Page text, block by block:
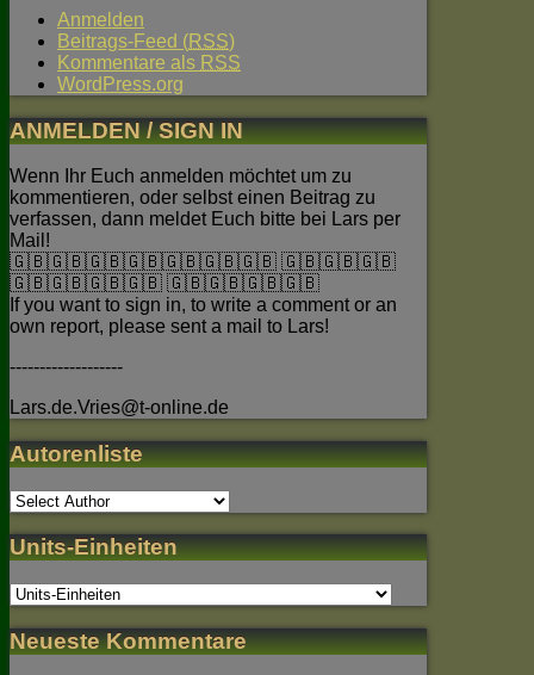
Anmelden
Beitrags-Feed (RSS)
Kommentare als RSS
WordPress.org
ANMELDEN / SIGN IN
Wenn Ihr Euch anmelden möchtet um zu
kommentieren, oder selbst einen Beitrag zu
verfassen, dann meldet Euch bitte bei Lars per
Mail!
🇬🇧🇬🇧🇬🇧🇬🇧🇬🇧🇬🇧🇬🇧 🇬🇧🇬🇧🇬🇧
🇬🇧🇬🇧🇬🇧🇬🇧 🇬🇧🇬🇧🇬🇧🇬🇧
If you want to sign in, to write a comment or an
own report, please sent a mail to Lars!
-------------------
Lars.de.Vries@t-online.de
Autorenliste
Units-Einheiten
Neueste Kommentare